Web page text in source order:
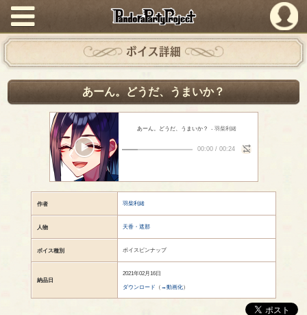
PandoraPartyProject
ボイス詳細
あーん。どうだ、うまいか？
あーん。どうだ、うまいか？ - 羽柴利緒
00:00/ 00:24
作者 羽柴利緒
人物 天香・遮那
ボイス種別 ボイスピンナップ
納品日
2021年02月16日
ダウンロード （ →動画化）